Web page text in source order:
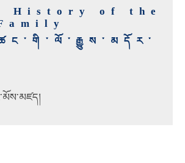
History of the